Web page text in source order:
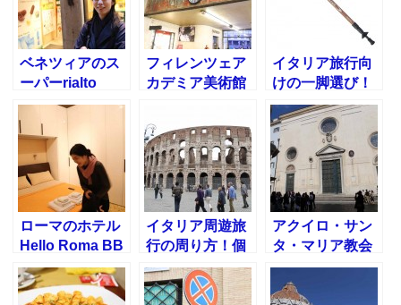
ベネツィアのス
ーパーrialto
Biocenter
フィレンツェア
カデミア美術館
術館！イタリア
旅行記5日目
イタリア旅行向
けの一脚選び！
海外で使いやす
い一脚は？
ローマのホテル
Hello Roma BB
に泊まる
イタリア周遊旅
行の周り方！個
人旅行プランの
立て方
アクイロ・サン
タ・マリア教会
@ローマ観光